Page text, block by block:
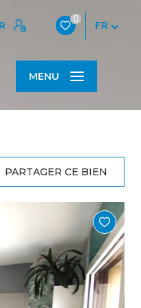
0
FR
MENU
PARTAGER CE BIEN